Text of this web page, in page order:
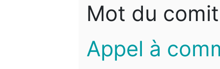
Mot du
Appel à